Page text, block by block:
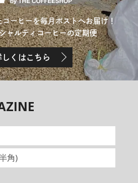
ーヒーを毎月ポストへお届け！
ャルティコーヒーの定期便
しくはこちら